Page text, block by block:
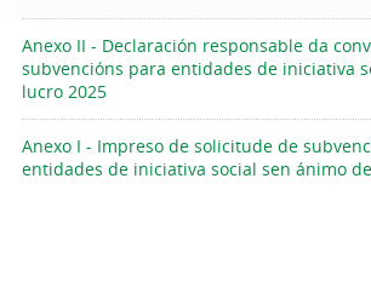
Anexo II - Declaración responsable da
subvencións para entidades de iniciativa
lucro 2025
Anexo I - Impreso de solicitude de
entidades de iniciativa social sen ánimo